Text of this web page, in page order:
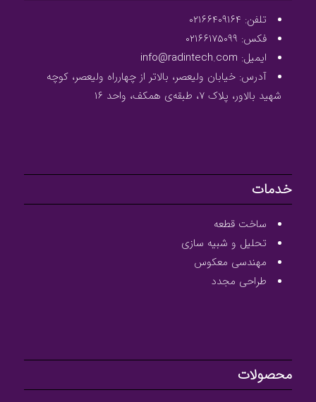
تلفن: ۰۲۱۶۶۴۰۹۱۶۴
فکس: ۰۲۱۶۶۱۷۵۰۹۹
ایمیل: info@radintech.com
آدرس: خیابان ولیعصر، بالاتر از چهارراه ولیعصر، کوچه
شهید بالاور، پلاک ۷، طبقه‌ی همکف، واحد ۱۶
خدمات
ساخت قطعه
تحلیل و شبیه سازی
مهندسی معکوس
طراحی مجدد
محصولات